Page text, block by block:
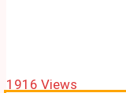
1916 Views